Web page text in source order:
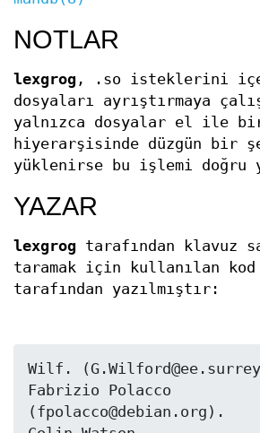
NOTLAR
lexgrog , .so isteklerini
dosyaları ayrıştırmaya
yalnızca dosyalar el ile
hiyerarşisinde düzgün bir
yüklenirse bu işlemi doğru
YAZAR
lexgrog tarafından klavuz
taramak için kullanılan kod
tarafından yazılmıştır:
Wilf.
Fabrizio Polacco
(fpolacco@debian.org).